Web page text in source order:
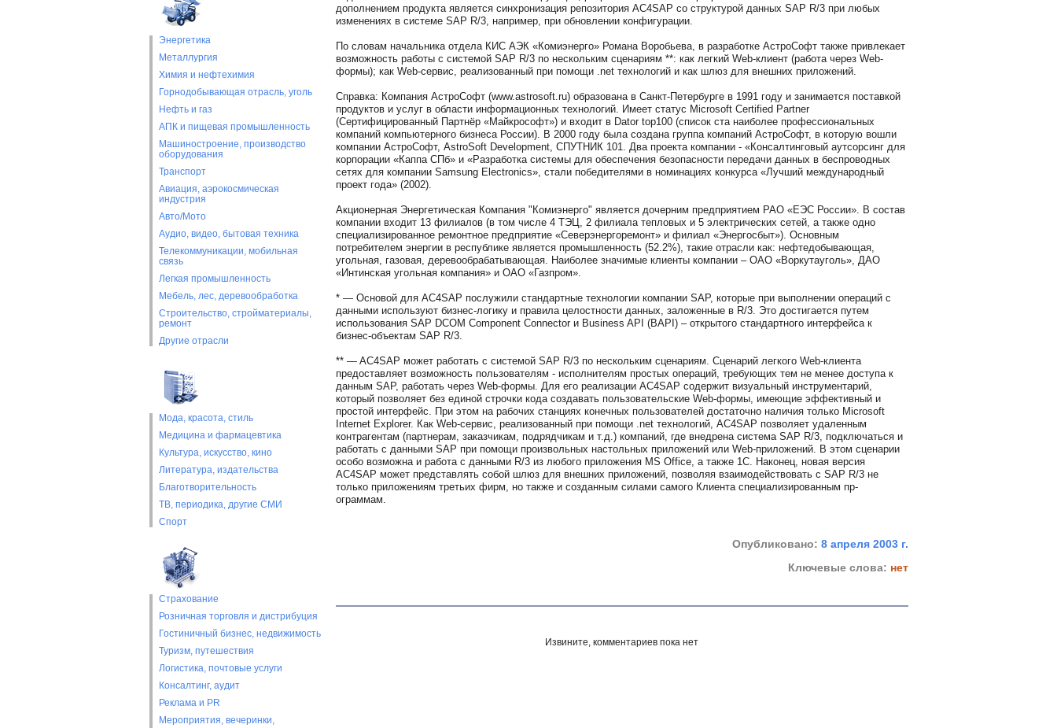
Энергетика
Металлургия
Химия и нефтехимия
Горнодобывающая отрасль, уголь
Нефть и газ
АПК и пищевая промышленность
Машиностроение, производство
оборудования
Транспорт
Авиация, аэрокосмическая
индустрия
Авто/Мото
Аудио, видео, бытовая техника
Телекоммуникации, мобильная
связь
Легкая промышленность
Мебель, лес, деревообработка
Строительство, стройматериалы,
ремонт
Другие отрасли
Мода, красота, стиль
Медицина и фармацевтика
Культура, искусство, кино
Литература, издательства
Благотворительность
ТВ, периодика, другие СМИ
Спорт
Страхование
Розничная торговля и дистрибуция
Гостиничный бизнес, недвижимость
Туризм, путешествия
Логистика, почтовые услуги
Консалтинг, аудит
Реклама и PR
Мероприятия, вечеринки,
дополнением продукта является синхронизация репозитория AC4SAP со структурой данных SAP R/3 при любых
изменениях в системе SAP R/3, например, при обновлении конфигурации.
По словам начальника отдела КИС АЭК «Комиэнерго» Романа Воробьева, в разработке АстроСофт также привлекает
возможность работы с системой SAP R/3 по нескольким сценариям **: как легкий Web-клиент (работа через Web-
формы); как Web-сервис, реализованный при помощи .net технологий и как шлюз для внешних приложений.
Справка: Компания АстроСофт (www.astrosoft.ru) образована в Санкт-Петербурге в 1991 году и занимается поставкой
продуктов и услуг в области информационных технологий. Имеет статус Microsoft Certified Partner
(Сертифицированный Партнёр «Майкрософт») и входит в Dator top100 (список ста наиболее профессиональных
компаний компьютерного бизнеса России). В 2000 году была создана группа компаний АстроСофт, в которую вошли
компании АстроСофт, AstroSoft Development, СПУТНИК 101. Два проекта компании - «Консалтинговый аутсорсинг для
корпорации «Каппа СПб» и «Разработка системы для обеспечения безопасности передачи данных в беспроводных
сетях для компании Samsung Electronics», стали победителями в номинациях конкурса «Лучший международный
проект года» (2002).
Акционерная Энергетическая Компания "Комиэнерго" является дочерним предприятием РАО «ЕЭС России». В состав
компании входит 13 филиалов (в том числе 4 ТЭЦ, 2 филиала тепловых и 5 электрических сетей, а также одно
специализированное ремонтное предприятие «Северэнергоремонт» и филиал «Энергосбыт»). Основным
потребителем энергии в республике является промышленность (52.2%), такие отрасли как: нефтедобывающая,
угольная, газовая, деревообрабатывающая. Наиболее значимые клиенты компании – ОАО «Воркутауголь», ДАО
«Интинская угольная компания» и ОАО «Газпром».
* — Основой для AC4SAP послужили стандартные технологии компании SAP, которые при выполнении операций с
данными используют бизнес-логику и правила целостности данных, заложенные в R/3. Это достигается путем
использования SAP DCOM Component Connector и Business API (BAPI) – открытого стандартного интерфейса к
бизнес-объектам SAP R/3.
** — AC4SAP может работать с системой SAP R/3 по нескольким сценариям. Сценарий легкого Web-клиента
предоставляет возможность пользователям - исполнителям простых операций, требующих тем не менее доступа к
данным SAP, работать через Web-формы. Для его реализации AC4SAP содержит визуальный инструментарий,
который позволяет без единой строчки кода создавать пользовательские Web-формы, имеющие эффективный и
простой интерфейс. При этом на рабочих станциях конечных пользователей достаточно наличия только Microsoft
Internet Explorer. Как Web-сервис, реализованный при помощи .net технологий, AC4SAP позволяет удаленным
контрагентам (партнерам, заказчикам, подрядчикам и т.д.) компаний, где внедрена система SAP R/3, подключаться и
работать с данными SAP при помощи произвольных настольных приложений или Web-приложений. В этом сценарии
особо возможна и работа с данными R/3 из любого приложения MS Office, а также 1С. Наконец, новая версия
AC4SAP может представлять собой шлюз для внешних приложений, позволяя взаимодействовать с SAP R/3 не
только приложениям третьих фирм, но также и созданным силами самого Клиента специализированным пр-
ограммам.
Опубликовано: 8 апреля 2003 г.
Ключевые слова: нет
Извините, комментариев пока нет